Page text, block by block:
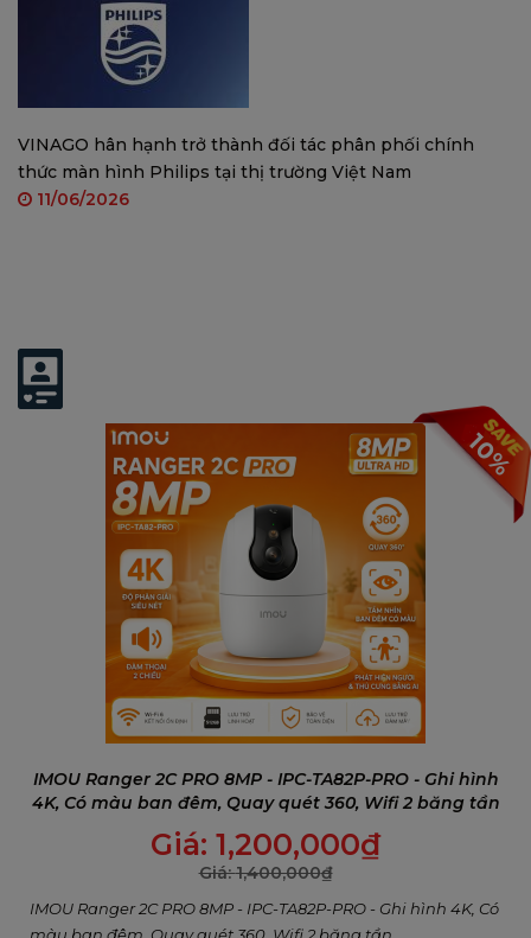
Đàm thoại hai chiều
micro và loa tích hợp.
Lưu trữ linh hoạt
– Hỗ trợ thẻ nhớ MicroSD tối đa
512GB, NVR hoặc Cloud Storage.
Chuẩn IP67– Chống bụi và chống nước, thích hợp
cho cả môi trường trong nhà và ngoài trời.
VINAGO hân hạnh trở thành đối tác phân phối chính
thức màn hình Philips tại thị trường Việt Nam
11/06/2026
10%
IMOU Ranger 2C PRO 8MP - IPC-TA82P-PRO - Ghi hình
4K, Có màu ban đêm, Quay quét 360, Wifi 2 băng tần
Giá: 1,200,000₫
Giá:1,400,000₫
IMOU Ranger 2C PRO 8MP - IPC-TA82P-PRO - Ghi hình 4K, Có